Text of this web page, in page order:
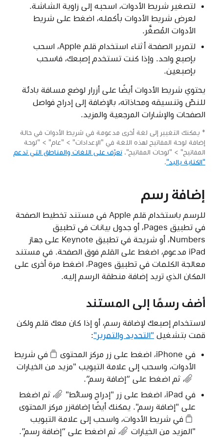
لتصغير شريط الأدوات، اسحبه إلى زاوية الشاشة.
لعرض شريط الأدوات بأكمله، اضغط على شريط
الأدوات المُصغَّر.
لتمرير الصفحة أثناء استخدام قلم Apple، اسحب
بإصبع واحد. وإذا كنت تستخدم إصبعك، فاسحب
بإصبعين.
يحتوي شريط الأدوات أيضًا على أزرار لوضع مسافة بادئة
للنصّ وتنسيقه ومحاذاته، بالإضافة إلى إدراج فواصل
الصفحات والإشارات المرجعية والمزيد.
* يمكنك التغيير إلى لغة أخرى مدعومة في شريط الأدوات في حالة
إضافة لوحة المفاتيح لهذه اللغة في "الإعدادات" > "عام" > "لوحة
المفاتيح" > "لوحات المفاتيح". تعرّف على اللغات والمناطق التي تدعم
"الكتابة باليد".
إضافة رسم
للرسم باستخدام قلم Apple في مستند تخطيط الصفحة
في تطبيق Pages، أو جدول بيانات في تطبيق
Numbers، أو شريحة في تطبيق Keynote على جهاز
iPad مدعوم، اضغط على القلم فوق الصفحة. في مستند
معالجة الكلمات في تطبيق Pages، اضغط مرة أخرى على
المكان الذي تريد إضافة منطقة الرسم إليه.
أضف رسمًا إلى المستند
لاستخدام إصبعك لإضافة رسم، أو إذا كان معك قلم ولكن
قمت بتشغيل "التحديد والتمرير":
في iPhone، اضغط على زر
مركز المحتوى
في شريط
الأدوات، واسحب إلى علامة التبويب "مزيد من الخيارات
، ثم اضغط على “إضافة رسم”.
في iPad، اضغط على
زر "إدراج وسائط"
، ثم اضغط
على "إضافة رسم". يمكنك أيضًا إضافةزر مركز المحتوى
في شريط الأدوات، واسحب إلى علامة التبويب
"المزيد من الخيارات
، ثم اضغط على “إضافة رسم”.